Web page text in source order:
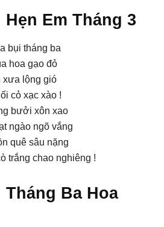
Em Tháng 3
bụi tháng ba
hoa gạo đỏ
xưa lộng gió
cỏ xạc xào !
bưởi xôn xao
ngào ngõ vắng
quê sâu nặng
trắng chao nghiêng !
Ba Hoa